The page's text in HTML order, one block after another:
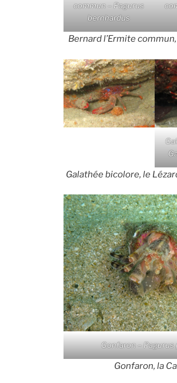
commun – Pagurus
bernhardus
Bernard l’Ermite
Galathée bicolore, le
Gonfaron – Pagurus
Gonfaron, la